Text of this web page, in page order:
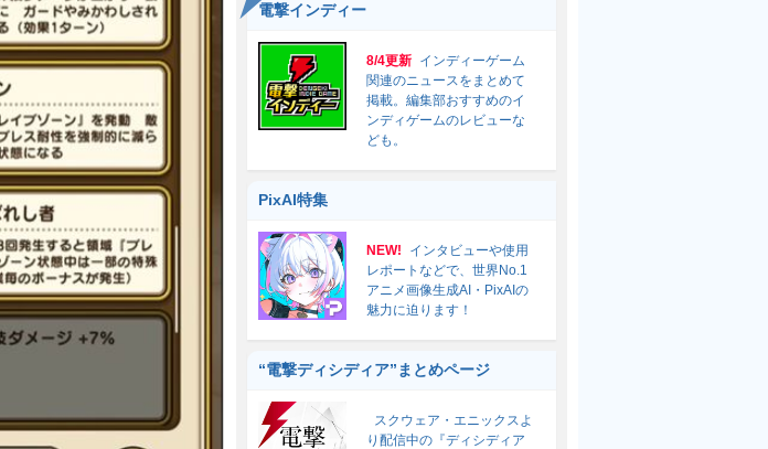
電撃インディー
8/4更新 インディーゲーム
関連のニュースをまとめて
掲載。編集部おすすめのイ
ンディゲームのレビューな
ども。
PixAI特集
NEW!
インタビューや使用
レポートなどで、世界No.1
アニメ画像生成AI・PixAIの
魅力に迫ります！
“電撃ディシディア”まとめページ
スクウェア・エニックスよ
り配信中の『ディシディア